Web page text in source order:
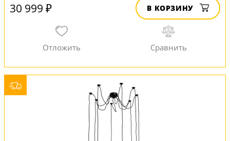
30 999 ₽ В КОРЗИНУ